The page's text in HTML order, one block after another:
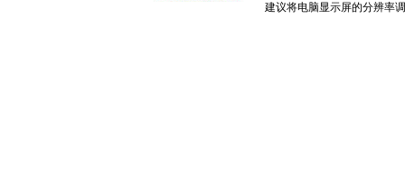
建议将电脑显示屏的分辨率